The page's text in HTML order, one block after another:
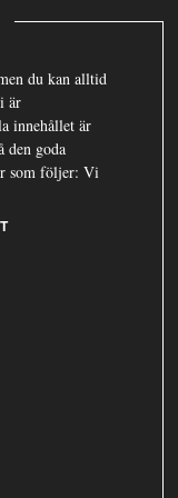
du kan alltid
är
innehållet är
goda
som följer: Vi